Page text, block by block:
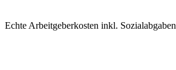
Echte Arbeitgeberkosten inkl. Sozialabgaben